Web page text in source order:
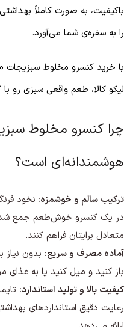
باکیفیت، به صورت کاملاً
را به سفره‌ی شما می‌آورد.
لیکو کالا، طعم واقعی سبزی رو
چرا کنسرو مخلوط
هوشمندانه‌ای‌ است؟
ترکیب سالم و خوشمزه: نخود
در یک کنسرو خوش‌طعم جمع
متعادل برایتان فراهم کنند.
آماده مصرف و سریع: بدون نیاز
باز کنید و میل کنید یا به غذای
کیفیت بالا و تولید استاندارد:
رعایت دقیق استانداردهای